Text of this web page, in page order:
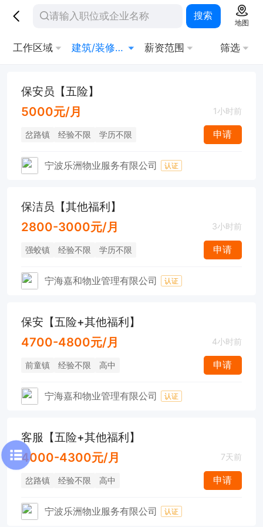
搜索
地图
工作区域 建筑/装修/房地产 薪资范围 筛选
保安员【五险】
5000元/月 1小时前
岔路镇 经验不限 学历不限 申请
宁波乐洲物业服务有限公司 认证
保洁员【其他福利】
2800-3000元/月 3小时前
强蛟镇 经验不限 学历不限 申请
宁海嘉和物业管理有限公司 认证
保安【五险+其他福利】
4700-4800元/月 4小时前
前童镇 经验不限 高中 申请
宁海嘉和物业管理有限公司 认证
客服【五险+其他福利】
4000-4300元/月 7天前
岔路镇 经验不限 高中 申请
宁波乐洲物业服务有限公司 认证